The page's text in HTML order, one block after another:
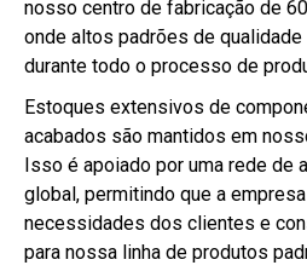
nosso centro de fabricação de
onde altos padrões de
durante todo o processo de
Estoques extensivos de
acabados são mantidos em
Isso é apoiado por uma rede de
global, permitindo que a
necessidades dos clientes e
para nossa linha de produtos